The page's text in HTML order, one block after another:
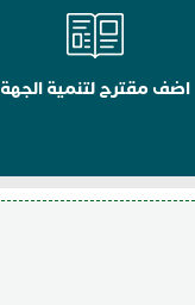
اضف مقترح لتنمية الجهة